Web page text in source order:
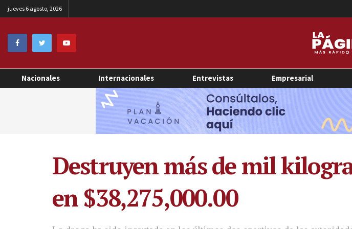
jueves 6 agosto, 2026
Nacionales Internacionales Entrevistas Empresarial
Destruyen más de mil
en $38,275,000.00